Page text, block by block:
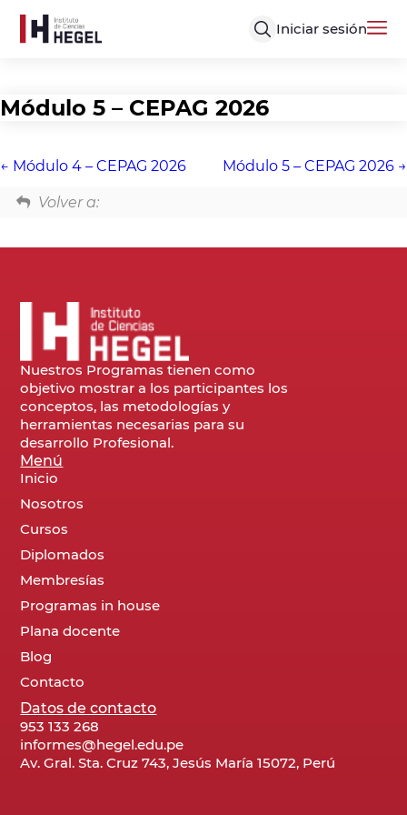
Iniciar sesión
Módulo 5 – CEPAG 2026
Módulo 4 – CEPAG 2026 Módulo 5 – CEPAG 2026
Volver a:
Nuestros Programas tienen como
objetivo mostrar a los participantes los
conceptos, las metodologías y
herramientas necesarias para su
desarrollo Profesional.
Menú
Inicio
Nosotros
Cursos
Diplomados
Membresías
Programas in house
Plana docente
Blog
Contacto
Datos de contacto
953 133 268
informes@hegel.edu.pe
Av. Gral. Sta. Cruz 743, Jesús María 15072, Perú